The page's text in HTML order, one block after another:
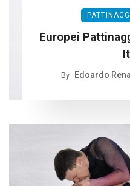
Europei
By Edoardo